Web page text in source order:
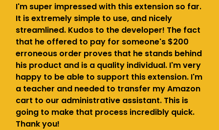
I'm super impressed with this extension so far.
It is extremely simple to use, and nicely
streamlined. Kudos to the developer! The fact
that he offered to pay for someone's $200
erroneous order proves that he stands behind
his product and is a quality individual. I'm very
happy to be able to support this extension. I'm
a teacher and needed to transfer my Amazon
cart to our administrative assistant. This is
going to make that process incredibly quick.
Thank you!